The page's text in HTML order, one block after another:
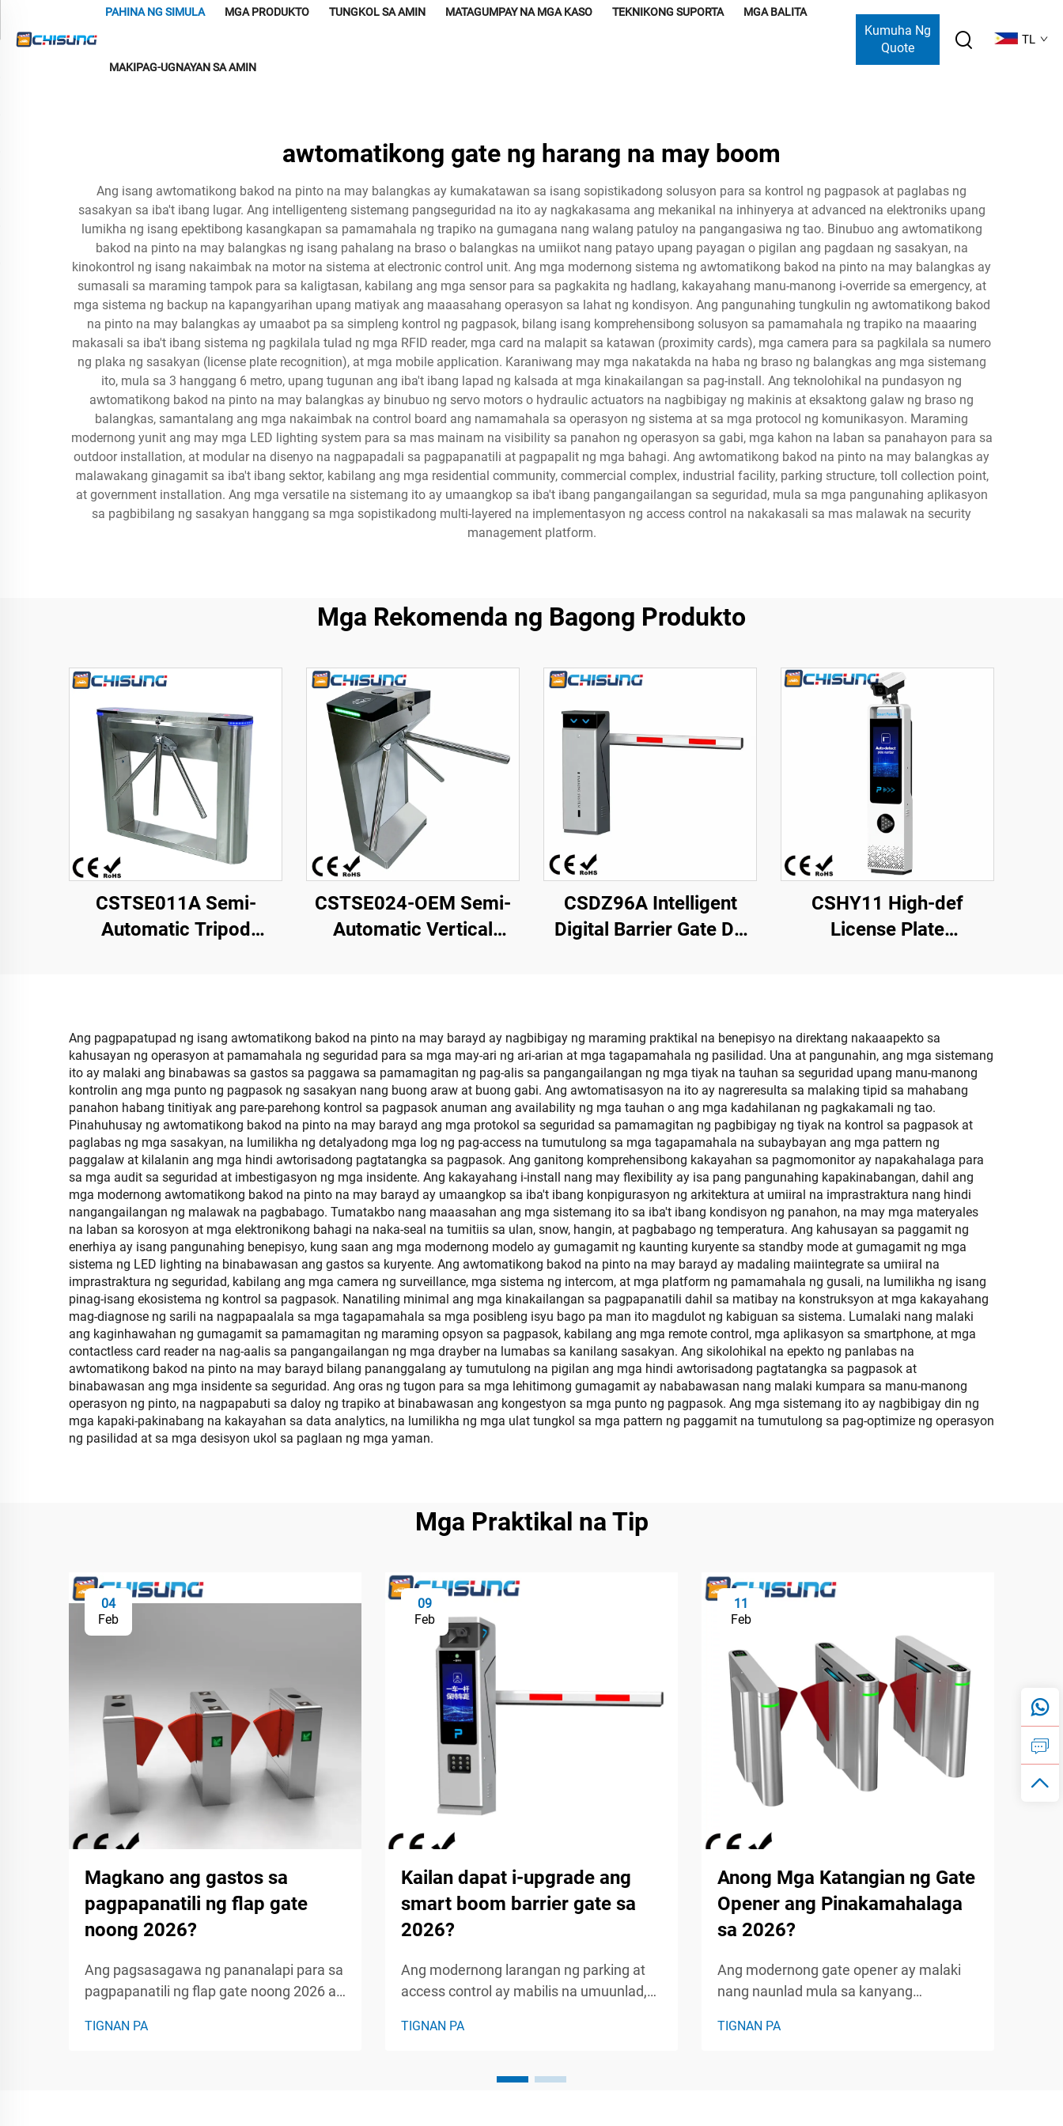
PAHINA NG SIMULA MGA PRODUKTO TUNGKOL SA AMIN MATAGUMPAY NA MGA KASO TEKNIKONG SUPORTA MGA BALITA
MAKIPAG-UGNAYAN SA AMIN
Kumuha Ng
Quote
TL
awtomatikong gate ng harang na may boom
Ang isang awtomatikong bakod na pinto na may balangkas ay kumakatawan sa isang sopistikadong solusyon para sa kontrol ng pagpasok at paglabas ng
sasakyan sa iba't ibang lugar. Ang intelligenteng sistemang pangseguridad na ito ay nagkakasama ang mekanikal na inhinyerya at advanced na elektroniks upang
lumikha ng isang epektibong kasangkapan sa pamamahala ng trapiko na gumagana nang walang patuloy na pangangasiwa ng tao. Binubuo ang awtomatikong
bakod na pinto na may balangkas ng isang pahalang na braso o balangkas na umiikot nang patayo upang payagan o pigilan ang pagdaan ng sasakyan, na
kinokontrol ng isang nakaimbak na motor na sistema at electronic control unit. Ang mga modernong sistema ng awtomatikong bakod na pinto na may balangkas ay
sumasali sa maraming tampok para sa kaligtasan, kabilang ang mga sensor para sa pagkakita ng hadlang, kakayahang manu-manong i-override sa emergency, at
mga sistema ng backup na kapangyarihan upang matiyak ang maaasahang operasyon sa lahat ng kondisyon. Ang pangunahing tungkulin ng awtomatikong bakod
na pinto na may balangkas ay umaabot pa sa simpleng kontrol ng pagpasok, bilang isang komprehensibong solusyon sa pamamahala ng trapiko na maaaring
makasali sa iba't ibang sistema ng pagkilala tulad ng mga RFID reader, mga card na malapit sa katawan (proximity cards), mga camera para sa pagkilala sa numero
ng plaka ng sasakyan (license plate recognition), at mga mobile application. Karaniwang may mga nakatakda na haba ng braso ng balangkas ang mga sistemang
ito, mula sa 3 hanggang 6 metro, upang tugunan ang iba't ibang lapad ng kalsada at mga kinakailangan sa pag-install. Ang teknolohikal na pundasyon ng
awtomatikong bakod na pinto na may balangkas ay binubuo ng servo motors o hydraulic actuators na nagbibigay ng makinis at eksaktong galaw ng braso ng
balangkas, samantalang ang mga nakaimbak na control board ang namamahala sa operasyon ng sistema at sa mga protocol ng komunikasyon. Maraming
modernong yunit ang may mga LED lighting system para sa mas mainam na visibility sa panahon ng operasyon sa gabi, mga kahon na laban sa panahayon para sa
outdoor installation, at modular na disenyo na nagpapadali sa pagpapanatili at pagpapalit ng mga bahagi. Ang awtomatikong bakod na pinto na may balangkas ay
malawakang ginagamit sa iba't ibang sektor, kabilang ang mga residential community, commercial complex, industrial facility, parking structure, toll collection point,
at government installation. Ang mga versatile na sistemang ito ay umaangkop sa iba't ibang pangangailangan sa seguridad, mula sa mga pangunahing aplikasyon
sa pagbibilang ng sasakyan hanggang sa mga sopistikadong multi-layered na implementasyon ng access control na nakakasali sa mas malawak na security
management platform.
Mga Rekomenda ng Bagong Produkto
CSTSE011A Semi-
Automatic Tripod
Lumalawig na May LED
Strip
CSTSE024-OEM Semi-
Automatic Vertical
CSDZ96A Intelligent
Digital Barrier Gate DC
CSHY11 High-def
License Plate
LCD Screen
Ang pagpapatupad ng isang awtomatikong bakod na pinto na may barayd ay nagbibigay ng maraming praktikal na benepisyo na direktang nakaaapekto sa
kahusayan ng operasyon at pamamahala ng seguridad para sa mga may-ari ng ari-arian at mga tagapamahala ng pasilidad. Una at pangunahin, ang mga sistemang
ito ay malaki ang binabawas sa gastos sa paggawa sa pamamagitan ng pag-alis sa pangangailangan ng mga tiyak na tauhan sa seguridad upang manu-manong
kontrolin ang mga punto ng pagpasok ng sasakyan nang buong araw at buong gabi. Ang awtomatisasyon na ito ay nagreresulta sa malaking tipid sa mahabang
panahon habang tinitiyak ang pare-parehong kontrol sa pagpasok anuman ang availability ng mga tauhan o ang mga kadahilanan ng pagkakamali ng tao.
Pinahuhusay ng awtomatikong bakod na pinto na may barayd ang mga protokol sa seguridad sa pamamagitan ng pagbibigay ng tiyak na kontrol sa pagpasok at
paglabas ng mga sasakyan, na lumilikha ng detalyadong mga log ng pag-access na tumutulong sa mga tagapamahala na subaybayan ang mga pattern ng
paggalaw at kilalanin ang mga hindi awtorisadong pagtatangka sa pagpasok. Ang ganitong komprehensibong kakayahan sa pagmomonitor ay napakahalaga para
sa mga audit sa seguridad at imbestigasyon ng mga insidente. Ang kakayahang i-install nang may flexibility ay isa pang pangunahing kapakinabangan, dahil ang
mga modernong awtomatikong bakod na pinto na may barayd ay umaangkop sa iba't ibang konpigurasyon ng arkitektura at umiiral na imprastraktura nang hindi
nangangailangan ng malawak na pagbabago. Tumatakbo nang maaasahan ang mga sistemang ito sa iba't ibang kondisyon ng panahon, na may mga materyales
na laban sa korosyon at mga elektronikong bahagi na naka-seal na tumitiis sa ulan, snow, hangin, at pagbabago ng temperatura. Ang kahusayan sa paggamit ng
enerhiya ay isang pangunahing benepisyo, kung saan ang mga modernong modelo ay gumagamit ng kaunting kuryente sa standby mode at gumagamit ng mga
sistema ng LED lighting na binabawasan ang gastos sa kuryente. Ang awtomatikong bakod na pinto na may barayd ay madaling maiintegrate sa umiiral na
imprastraktura ng seguridad, kabilang ang mga camera ng surveillance, mga sistema ng intercom, at mga platform ng pamamahala ng gusali, na lumilikha ng isang
pinag-isang ekosistema ng kontrol sa pagpasok. Nanatiling minimal ang mga kinakailangan sa pagpapanatili dahil sa matibay na konstruksyon at mga kakayahang
mag-diagnose ng sarili na nagpapaalala sa mga tagapamahala sa mga posibleng isyu bago pa man ito magdulot ng kabiguan sa sistema. Lumalaki nang malaki
ang kaginhawahan ng gumagamit sa pamamagitan ng maraming opsyon sa pagpasok, kabilang ang mga remote control, mga aplikasyon sa smartphone, at mga
contactless card reader na nag-aalis sa pangangailangan ng mga drayber na lumabas sa kanilang sasakyan. Ang sikolohikal na epekto ng panlabas na
awtomatikong bakod na pinto na may barayd bilang pananggalang ay tumutulong na pigilan ang mga hindi awtorisadong pagtatangka sa pagpasok at
binabawasan ang mga insidente sa seguridad. Ang oras ng tugon para sa mga lehitimong gumagamit ay nababawasan nang malaki kumpara sa manu-manong
operasyon ng pinto, na nagpapabuti sa daloy ng trapiko at binabawasan ang kongestyon sa mga punto ng pagpasok. Ang mga sistemang ito ay nagbibigay din ng
mga kapaki-pakinabang na kakayahan sa data analytics, na lumilikha ng mga ulat tungkol sa mga pattern ng paggamit na tumutulong sa pag-optimize ng operasyon
ng pasilidad at sa mga desisyon ukol sa paglaan ng mga yaman.
Mga Praktikal na Tip
04
Feb
Magkano ang gastos sa
pagpapanatili ng flap gate
noong 2026?
Ang pagsasagawa ng pananalapi para sa
pagpapanatili ng flap gate noong 2026 ay
komprehensibong pag-unawa sa iba’t
TIGNAN PA
09
Feb
Kailan dapat i-upgrade ang
smart boom barrier gate sa
2026?
Ang modernong larangan ng parking at
access control ay mabilis na umuunlad,
manong sistema ay unti-unting
matalinong awtomasyon. Habang
TIGNAN PA
11
Feb
Anong Mga Katangian ng Gate
Opener ang Pinakamahalaga
sa 2026?
Ang modernong gate opener ay malaki
nang naunlad mula sa kanyang
at naging mga sopistikadong sistema ng
TIGNAN PA